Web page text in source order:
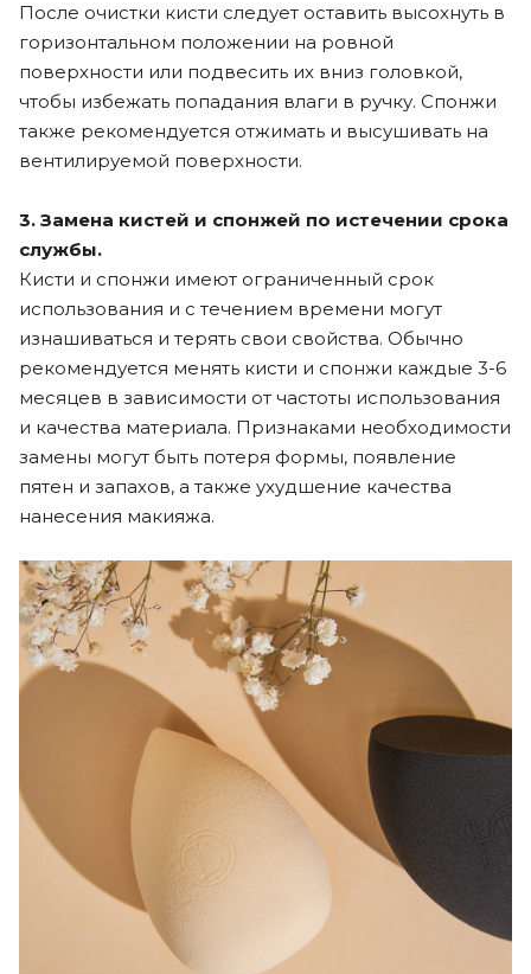
После очистки кисти следует оставить высохнуть в
горизонтальном положении на ровной
поверхности или подвесить их вниз головкой,
чтобы избежать попадания влаги в ручку. Спонжи
также рекомендуется отжимать и высушивать на
вентилируемой поверхности.
3. Замена кистей и спонжей по истечении срока
службы.
Кисти и спонжи имеют ограниченный срок
использования и с течением времени могут
изнашиваться и терять свои свойства. Обычно
рекомендуется менять кисти и спонжи каждые 3-6
месяцев в зависимости от частоты использования
и качества материала. Признаками необходимости
замены могут быть потеря формы, появление
пятен и запахов, а также ухудшение качества
нанесения макияжа.